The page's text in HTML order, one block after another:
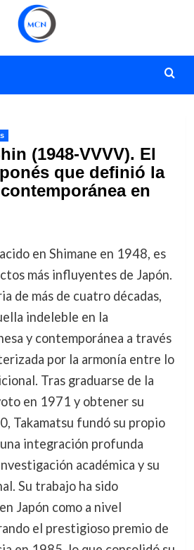
(1948-VVVV). El
que definió la
en
en Shimane en 1948, es
más influyentes de Japón.
de más de cuatro décadas,
indeleble en la
y contemporánea a través
por la armonía entre lo
Tras graduarse de la
en 1971 y obtener su
Takamatsu fundó su propio
integración profunda
académica y su
Su trabajo ha sido
Japón como a nivel
el prestigioso premio de